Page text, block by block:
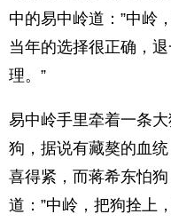
中的易中岭道：”中岭
当年的选择很正确，
理。”
易中岭手里牵着一条
狗，据说有藏獒的血
喜得紧，而蒋希东怕
道：”中岭，把狗拴上